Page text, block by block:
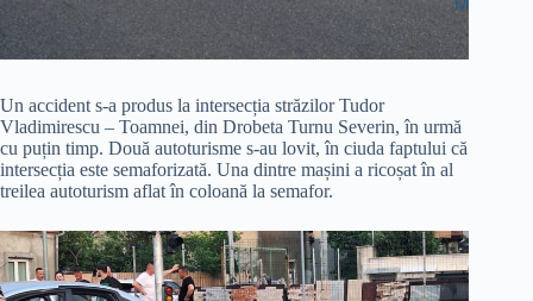
Un accident s-a produs la intersecția străzilor Tudor
Vladimirescu – Toamnei, din Drobeta Turnu Severin, în urmă
cu puțin timp. Două autoturisme s-au lovit, în ciuda faptului că
intersecția este semaforizată. Una dintre mașini a ricoșat în al
treilea autoturism aflat în coloană la semafor.